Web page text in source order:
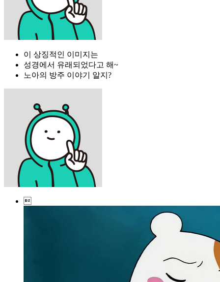
이 상징적인 이미지는
성경에서 유래되었다고 해~
노아의 방주 이야기 알지?
